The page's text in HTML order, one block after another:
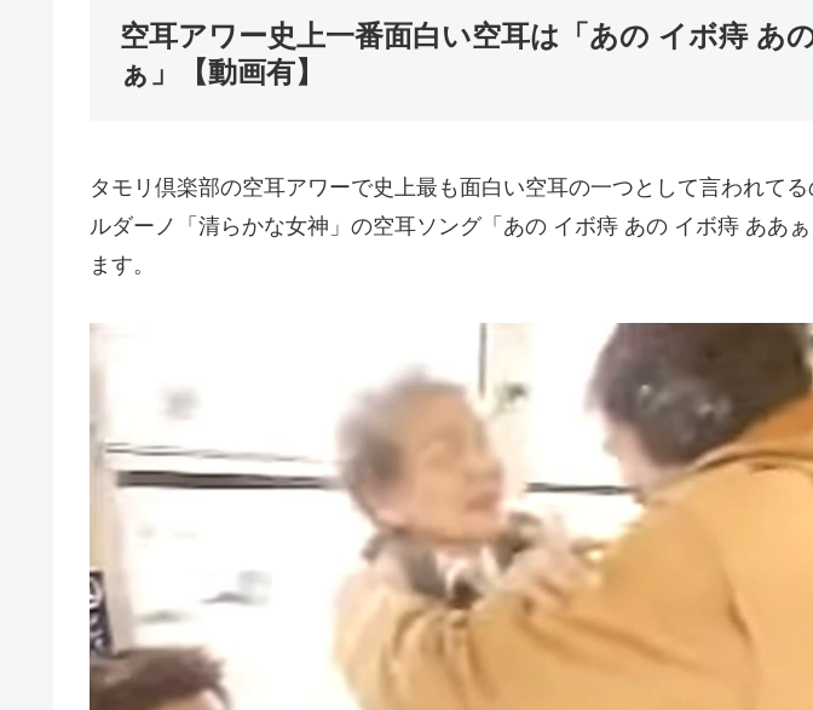
空耳アワー史上一番面白い空耳は「あの イボ痔 あ
ぁ」【動画有】
タモリ倶楽部の空耳アワーで史上最も面白い空耳の一つとして言われて
ルダーノ「清らかな女神」の空耳ソング「あの イボ痔 あの イボ痔 ああ
ます。